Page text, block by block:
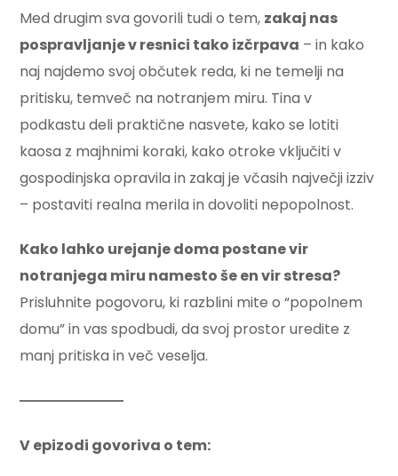
Med drugim sva govorili tudi o tem, zakaj nas
pospravljanje v resnici tako izčrpava – in kako
naj najdemo svoj občutek reda, ki ne temelji na
pritisku, temveč na notranjem miru. Tina v
podkastu deli praktične nasvete, kako se lotiti
kaosa z majhnimi koraki, kako otroke vključiti v
gospodinjska opravila in zakaj je včasih največji izziv
– postaviti realna merila in dovoliti nepopolnost.
Kako lahko urejanje doma postane vir
notranjega miru namesto še en vir stresa?
Prisluhnite pogovoru, ki razblini mite o “popolnem
domu” in vas spodbudi, da svoj prostor uredite z
manj pritiska in več veselja.
V epizodi govoriva o tem: